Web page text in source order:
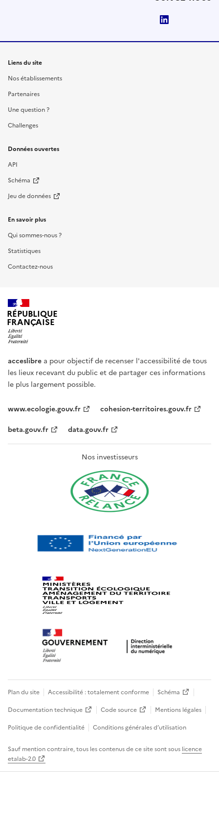
Liens du site
Nos établissements
Partenaires
Une question ?
Challenges
Données ouvertes
API
Schéma
Jeu de données
En savoir plus
Qui sommes-nous ?
Statistiques
Contactez-nous
RÉPUBLIQUE
FRANÇAISE
acceslibre a pour objectif de recenser l'accessibilité de tous
les lieux recevant du public et de partager ces informations
le plus largement possible.
www.ecologie.gouv.fr
cohesion-territoires.gouv.fr
beta.gouv.fr
data.gouv.fr
Nos investisseurs
Plan du site Accessibilité : totalement conforme
Schéma
Documentation technique
Code source
Mentions légales
Politique de confidentialité
Conditions générales d’utilisation
Sauf mention contraire, tous les contenus de ce site sont sous licence
etalab-2.0